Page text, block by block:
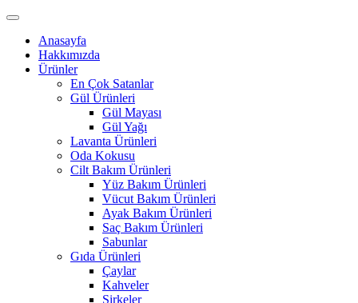
Anasayfa
Hakkımızda
Ürünler
En Çok Satanlar
Gül Ürünleri
Gül Mayası
Gül Yağı
Lavanta Ürünleri
Oda Kokusu
Cilt Bakım Ürünleri
Yüz Bakım Ürünleri
Vücut Bakım Ürünleri
Ayak Bakım Ürünleri
Saç Bakım Ürünleri
Sabunlar
Gıda Ürünleri
Çaylar
Kahveler
Sirkeler